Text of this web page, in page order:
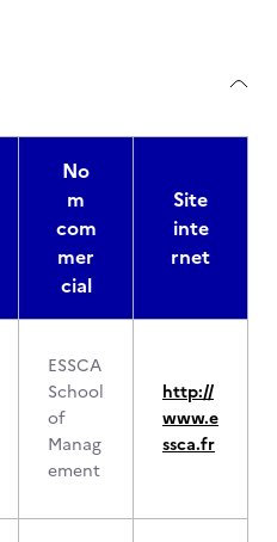
No
m
com
mer
cial
Site
inte
rnet
ESSCA
School
of
Manag
ement
http://
www.e
ssca.fr